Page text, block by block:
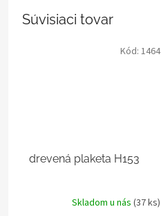
Súvisiaci tovar
drevená plaketa H153
Skladom u nás (37 ks)
Kód: 1464